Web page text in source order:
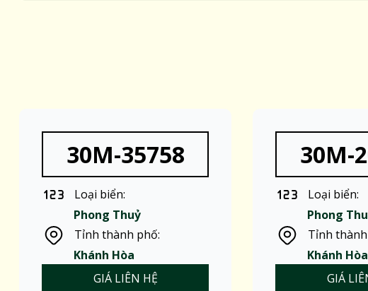
30M-35758
Loại biển:
Phong Thuỷ
Tỉnh thành phố:
Khánh Hòa
GIÁ LIÊN HỆ
30M-
Loại biển:
Phong
Tỉnh
Khánh Hòa
GIÁ